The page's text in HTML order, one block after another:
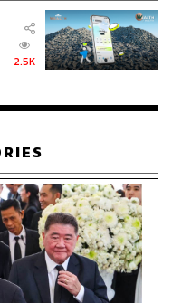
หน่าย ลดการใช้
บาศก์เมตรต่อปี และยัง
2.5K